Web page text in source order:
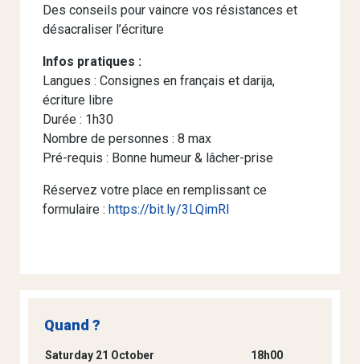
Des conseils pour vaincre vos résistances et
désacraliser l’écriture
Infos pratiques :
Langues : Consignes en français et darija,
écriture libre
Durée : 1h30
Nombre de personnes : 8 max
Pré-requis : Bonne humeur & lâcher-prise
Réservez votre place en remplissant ce
formulaire : https://bit.ly/3LQimRI
Quand ?
Saturday 21 October 18h00